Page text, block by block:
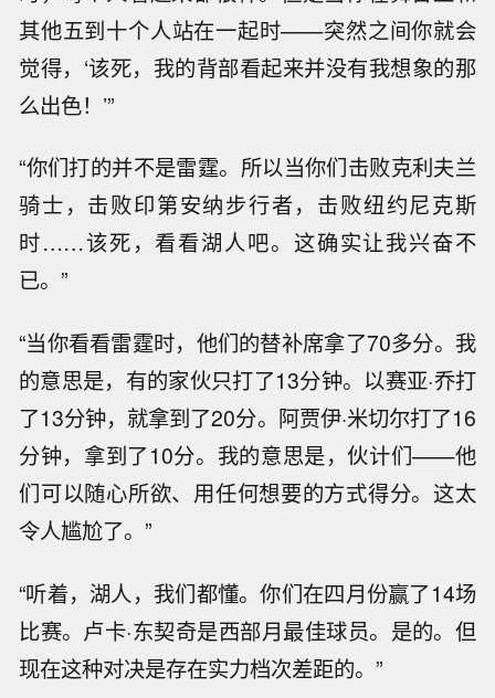
其他五到十个人站在一起时——突然之间你就会
觉得，‘该死，我的背部看起来并没有我想象的那
么出色！’”
“你们打的并不是雷霆。所以当你们击败克利夫兰
骑士，击败印第安纳步行者，击败纽约尼克斯
时……该死，看看湖人吧。这确实让我兴奋不
已。”
“当你看看雷霆时，他们的替补席拿了70多分。我
的意思是，有的家伙只打了13分钟。以赛亚·乔打
了13分钟，就拿到了20分。阿贾伊·米切尔打了16
分钟，拿到了10分。我的意思是，伙计们——他
们可以随心所欲、用任何想要的方式得分。这太
令人尴尬了。”
“听着，湖人，我们都懂。你们在四月份赢了14场
比赛。卢卡·东契奇是西部月最佳球员。是的。但
现在这种对决是存在实力档次差距的。”